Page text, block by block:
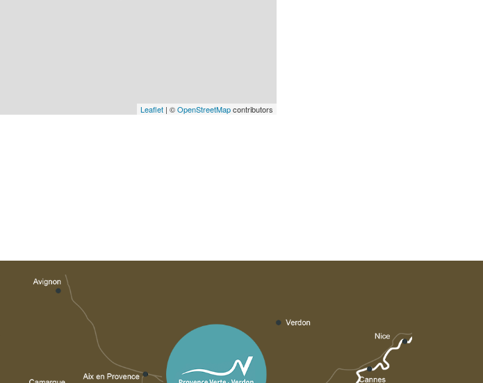
Leaflet | ©OpenStreetMapcontributors